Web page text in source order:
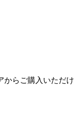
からご購入いただけ